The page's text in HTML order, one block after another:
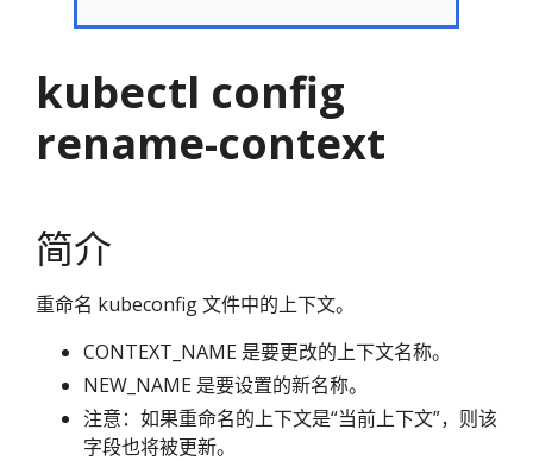
kubectl config
rename-context
简介
重命名 kubeconfig 文件中的上下文。
CONTEXT_NAME 是要更改的上下文名称。
NEW_NAME 是要设置的新名称。
注意：如果重命名的上下文是“当前上下文”，则该
字段也将被更新。